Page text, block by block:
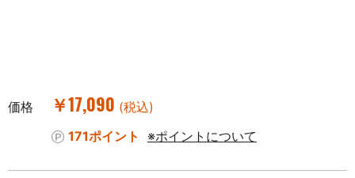
価格 ￥17,090 (税込)
171ポイント
※ポイントについて